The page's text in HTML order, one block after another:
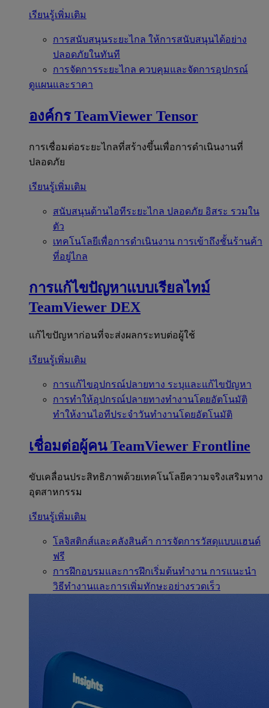
เรียนรู้เพิ่มเติม
การสนับสนุนระยะไกล ให้การสนับสนุนได้อย่าง
ปลอดภัยในทันที
การจัดการระยะไกล ควบคุมและจัดการอุปกรณ์
ดูแผนและราคา
องค์กร TeamViewer Tensor
การเชื่อมต่อระยะไกลที่สร้างขึ้นเพื่อการดำเนินงานที่
ปลอดภัย
เรียนรู้เพิ่มเติม
สนับสนุนด้านไอทีระยะไกล ปลอดภัย อิสระ รวมใน
ตัว
เทคโนโลยีเพื่อการดำเนินงาน การเข้าถึงชั้นร้านค้า
ที่อยู่ไกล
การแก้ไขปัญหาแบบเรียลไทม์
TeamViewer DEX
แก้ไขปัญหาก่อนที่จะส่งผลกระทบต่อผู้ใช้
เรียนรู้เพิ่มเติม
การแก้ไขอุปกรณ์ปลายทาง ระบุและแก้ไขปัญหา
การทำให้อุปกรณ์ปลายทางทำงานโดยอัตโนมัติ
ทำให้งานไอทีประจำวันทำงานโดยอัตโนมัติ
เชื่อมต่อผู้คน TeamViewer Frontline
ขับเคลื่อนประสิทธิภาพด้วยเทคโนโลยีความจริงเสริมทาง
อุตสาหกรรม
เรียนรู้เพิ่มเติม
โลจิสติกส์และคลังสินค้า การจัดการวัสดุแบบแฮนด์
ฟรี
การฝึกอบรมและการฝึกเริ่มต้นทำงาน การแนะนำ
วิธีทำงานและการเพิ่มทักษะอย่างรวดเร็ว